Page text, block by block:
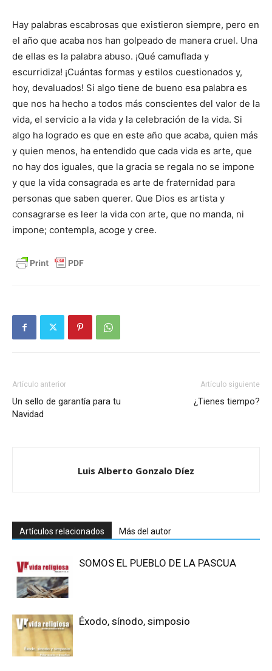
Hay palabras escabrosas que existieron siempre, pero en
el año que acaba nos han golpeado de manera cruel. Una
de ellas es la palabra abuso. ¡Qué camuflada y
escurridiza! ¡Cuántas formas y estilos cuestionados y,
hoy, devaluados! Si algo tiene de bueno esa palabra es
que nos ha hecho a todos más conscientes del valor de la
vida, el servicio a la vida y la celebración de la vida. Si
algo ha logrado es que en este año que acaba, quien más
y quien menos, ha entendido que cada vida es arte, que
no hay dos iguales, que la gracia se regala no se impone
y que la vida consagrada es arte de fraternidad para
personas que saben querer. Que Dios es artista y
consagrarse es leer la vida con arte, que no manda, ni
impone; contempla, acoge y cree.
Artículo anterior
Un sello de garantía para tu
Navidad
Artículo siguiente
¿Tienes tiempo?
Luis Alberto Gonzalo Díez
Artículos relacionados Más del autor
SOMOS EL PUEBLO DE LA PASCUA
Éxodo, sínodo, simposio